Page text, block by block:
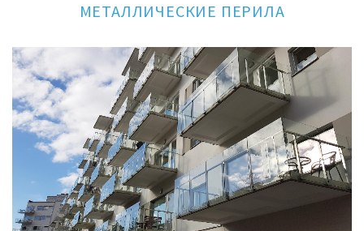
МЕТАЛЛИЧЕСКИЕ ПЕРИЛА